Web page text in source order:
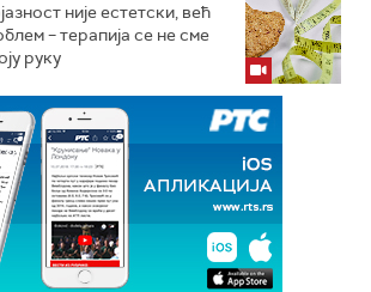
није естетски, већ
– терапија се не сме
руку